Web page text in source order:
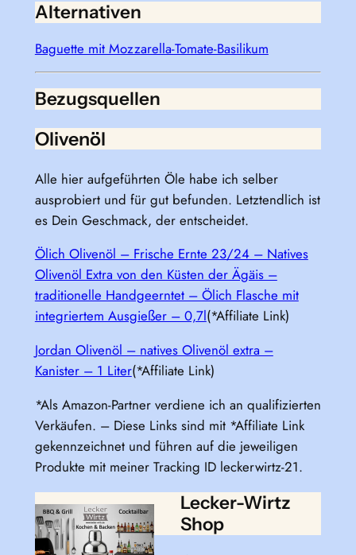
Alternativen
Baguette mit Mozzarella-Tomate-Basilikum
Bezugsquellen
Olivenöl
Alle hier aufgeführten Öle habe ich selber
ausprobiert und für gut befunden. Letztendlich ist
es Dein Geschmack, der entscheidet.
Ölich Olivenöl – Frische Ernte 23/24 – Natives
Olivenöl Extra von den Küsten der Ägäis –
traditionelle Handgeerntet – Ölich Flasche mit
integriertem Ausgießer – 0,7l(*Affiliate Link)
Jordan Olivenöl – natives Olivenöl extra –
Kanister – 1 Liter(*Affiliate Link)
*Als Amazon-Partner verdiene ich an qualifizierten
Verkäufen. – Diese Links sind mit *Affiliate Link
gekennzeichnet und führen auf die jeweiligen
Produkte mit meiner Tracking ID leckerwirtz-21.
Lecker-Wirtz
Shop